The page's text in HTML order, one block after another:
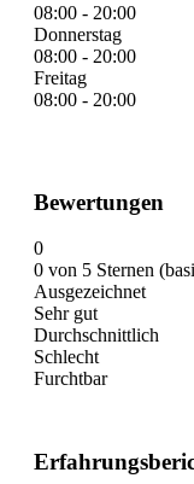
08:00 - 20:00
Donnerstag
08:00 - 20:00
Freitag
08:00 - 20:00
Bewertungen
0
0 von 5 Sternen
Ausgezeichnet
Sehr gut
Durchschnittlich
Schlecht
Furchtbar